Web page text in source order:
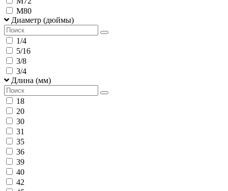
М80
Диаметр (дюймы)
1/4
5/16
3/8
3/4
Длина (мм)
18
20
30
31
35
36
39
40
42